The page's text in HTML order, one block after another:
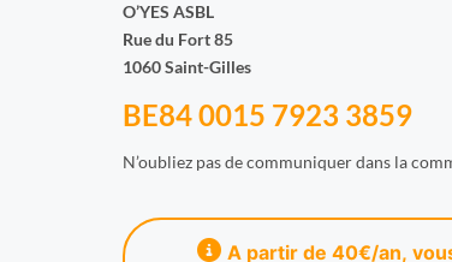
O’YES ASBL
Rue du Fort 85
1060 Saint-Gilles
BE84 0015 7923 3859
N’oubliez pas de communiquer dans la
A partir de 40€/an,